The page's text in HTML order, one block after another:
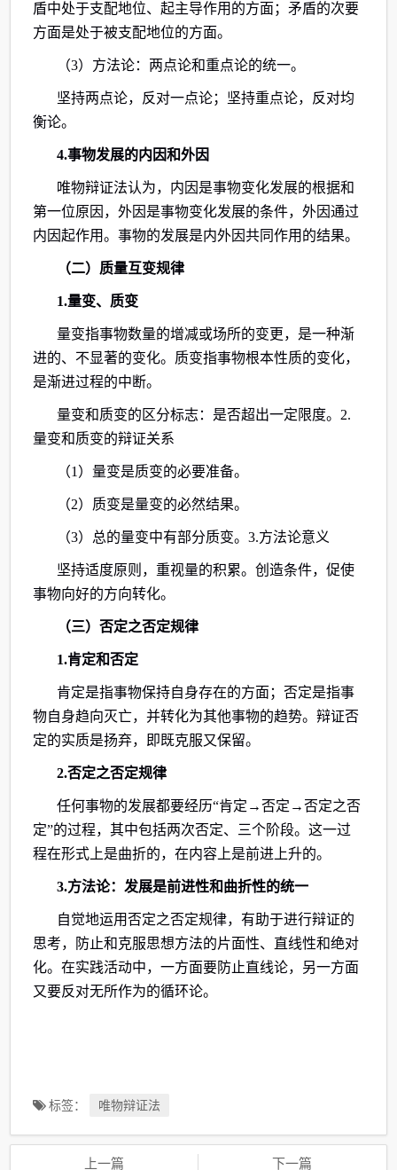
盾中处于支配地位、起主导作用的方面；矛盾的次要
方面是处于被支配地位的方面。
（3）方法论：两点论和重点论的统一。
坚持两点论，反对一点论；坚持重点论，反对均
衡论。
4.事物发展的内因和外因
唯物辩证法认为，内因是事物变化发展的根据和
第一位原因，外因是事物变化发展的条件，外因通过
内因起作用。事物的发展是内外因共同作用的结果。
（二）质量互变规律
1.量变、质变
量变指事物数量的增减或场所的变更，是一种渐
进的、不显著的变化。质变指事物根本性质的变化，
是渐进过程的中断。
量变和质变的区分标志：是否超出一定限度。2.
量变和质变的辩证关系
（1）量变是质变的必要准备。
（2）质变是量变的必然结果。
（3）总的量变中有部分质变。3.方法论意义
坚持适度原则，重视量的积累。创造条件，促使
事物向好的方向转化。
（三）否定之否定规律
1.肯定和否定
肯定是指事物保持自身存在的方面；否定是指事
物自身趋向灭亡，并转化为其他事物的趋势。辩证否
定的实质是扬弃，即既克服又保留。
2.否定之否定规律
任何事物的发展都要经历“肯定→否定→否定之否
定”的过程，其中包括两次否定、三个阶段。这一过
程在形式上是曲折的，在内容上是前进上升的。
3.方法论：发展是前进性和曲折性的统一
自觉地运用否定之否定规律，有助于进行辩证的
思考，防止和克服思想方法的片面性、直线性和绝对
化。在实践活动中，一方面要防止直线论，另一方面
又要反对无所作为的循环论。
标签： 唯物辩证法
上一篇 下一篇